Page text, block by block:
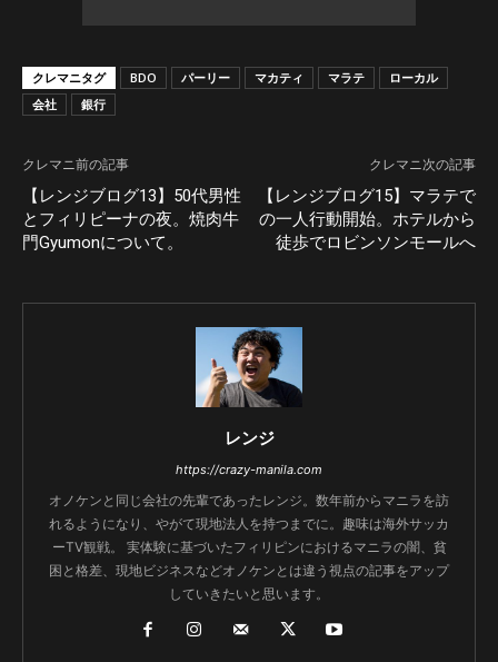
クレマニタグ BDO パーリー マカティ マラテ
ローカル
会社
銀行
クレマニ前の記事
【レンジブログ13】50代男性
とフィリピーナの夜。焼肉牛
門Gyumonについて。
クレマニ次の記事
【レンジブログ15】マラテで
の一人行動開始。ホテルから
徒歩でロビンソンモールへ
レンジ
https://crazy-manila.com
オノケンと同じ会社の先輩であったレンジ。数年前からマニラを訪
れるようになり、やがて現地法人を持つまでに。趣味は海外サッカ
ーTV観戦。 実体験に基づいたフィリピンにおけるマニラの闇、貧
困と格差、現地ビジネスなどオノケンとは違う視点の記事をアップ
していきたいと思います。